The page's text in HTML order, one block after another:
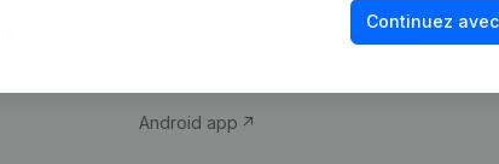
Continuez
Android app